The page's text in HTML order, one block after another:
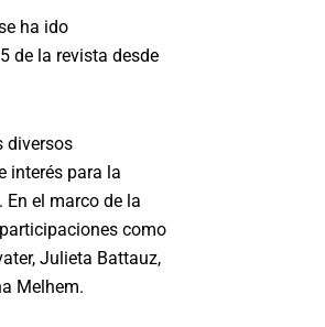
ha ido
de la revista desde
diversos
interés para la
el marco de la
como
Julieta Battauz,
Melhem.